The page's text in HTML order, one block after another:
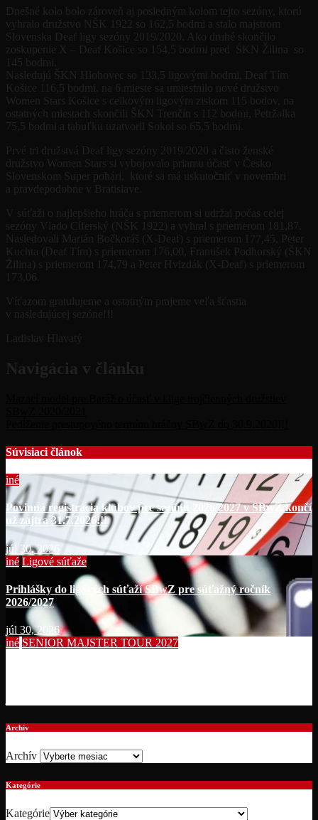
Dnešné kolo bolo zároveň aj posledným kolom tejto sezóny, ktorú
vyhralo družstvo NŠK 1922 so 162,5 bodmi a stalo majstrom
Slovenska Deaf ligy sezóny 2019/2020. Ako druhé skončilo
zoskupenie X – Deaf Košice so 154,5 bodmi pred ŚKN Žilina so
145 bodmi.
Nasledujú ŠKN Hlohovec so 133,5 ligovými bodmi, Deaf Tím
Košice 116,5 bodmi, na 6.mieste sa umiestnilo nové družstvo
Women Stars Košice s celkovým ligovým ziskom 115 bodov, na
ostatných miestach skončili ŠKN Trenčín s 112 bodmi, Petržalka
75,5 bodmi a tabuľku uzatvoril Sokol so 65,5 bodmi.
Prvé tri družstvá Deaf ligy sezóny 2019/2020 a čisto ženské
družstvo Women Stars si vybojovalo priamu účasť v Česko
Slovenskom Super pohári, ktoré sa má uskutočniť v novembri
a pravdepodobne v Bratislave.
V súťaži o najlepšieho hráča s priemerom si udržal počas celej
sezóny Vlado Cíferský (NŠK 1922) a vyhral s priemerom 181,87.
Nasledovali Marián Bočkoráš (X-Deaf) s priemerom 177,45, Peter
Kuchta (Deaf Tím) s priemerom 176,00, František Podhorský (ŠKN
Žilina) s priemerom 174,79 a Peter Hvizdák (X-Deaf) s priemerom
173,06.
Víťazom gratulujeme a ostatným prajeme veľa šťastia
v nasledujúcej sezóne!!!
Ladislav Hlavatý
Navigácia v článku
Súvisiaci článok
iné
Povinná registrácia klubov pre sezónu 2026/2027 v SBwZ končí
už zajtra 31.7.2026!!!
júl 30, 2026
iné Ligové súťaže
Prihlášky do ligových súťaží SBwZ pre súťažný ročník
2026/2027
júl 30, 2026
iné SENIOR MAJSTER TOUR 2027
Archív
Archív
Kategórie
Kategórie